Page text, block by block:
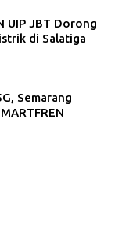
UIP JBT Dorong
di Salatiga
Semarang